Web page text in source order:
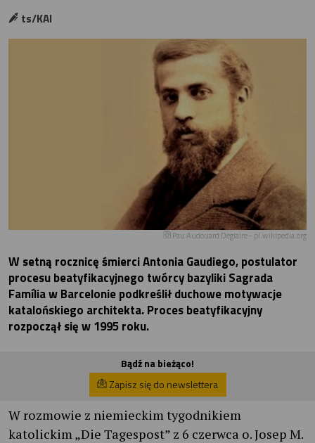
ts/KAI
Pau Audouard Deglaire - pl.wikipedia.org
W setną rocznicę śmierci Antonia Gaudiego, postulator
procesu beatyfikacyjnego twórcy bazyliki Sagrada
Família w Barcelonie podkreślił duchowe motywacje
katalońskiego architekta. Proces beatyfikacyjny
rozpoczął się w 1995 roku.
Bądź na bieżąco!
Zapisz się do newslettera
W rozmowie z niemieckim tygodnikiem
katolickim „Die Tagespost” z 6 czerwca o. Josep M.